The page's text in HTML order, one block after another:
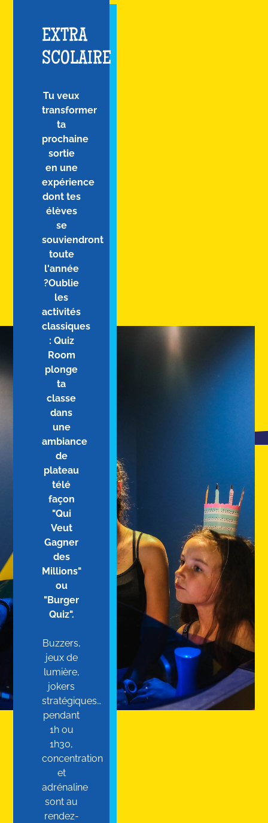
EXTRA
SCOLAIRE
Tu veux
transformer
ta
prochaine
sortie
en une
expérience
dont tes
élèves
se
souviendront
toute
l'année
?Oublie
les
activités
classiques
: Quiz
Room
plonge
ta
classe
dans
une
ambiance
de
plateau
télé
façon
"Qui
Veut
Gagner
des
Millions"
ou
"Burger
Quiz".
Buzzers,
jeux de
lumière,
jokers
stratégiques…
pendant
1h ou
1h30,
concentration
et
adrénaline
sont au
rendez-